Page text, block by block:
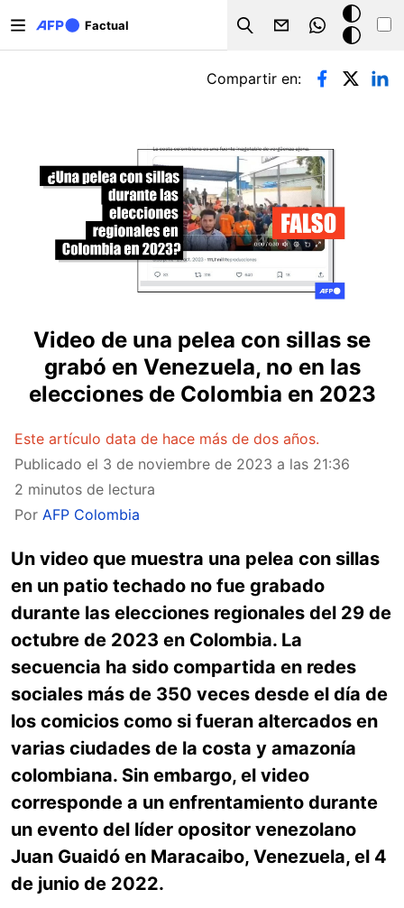
Factual
Search
Modo
oscuro
Solapas principales
Compartir en:
Video de una pelea con sillas se
grabó en Venezuela, no en las
elecciones de Colombia en 2023
Este artículo data de hace más de dos años.
Publicado el 3 de noviembre de 2023 a las 21:36
2 minutos de lectura
Por AFP Colombia
Un video que muestra una pelea con sillas
en un patio techado no fue grabado
durante las elecciones regionales del 29 de
octubre de 2023 en Colombia. La
secuencia ha sido compartida en redes
sociales más de 350 veces desde el día de
los comicios como si fueran altercados en
varias ciudades de la costa y amazonía
colombiana. Sin embargo, el video
corresponde a un enfrentamiento durante
un evento del líder opositor venezolano
Juan Guaidó en Maracaibo, Venezuela, el 4
de junio de 2022.